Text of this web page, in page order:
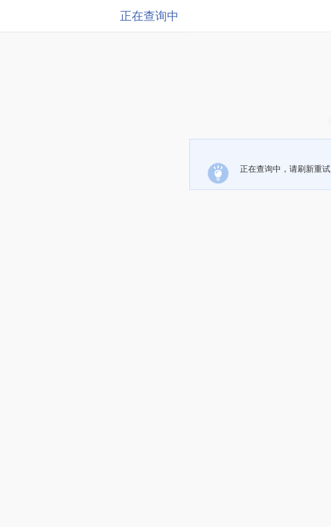
正在查询中
正在查询中，请刷新重试